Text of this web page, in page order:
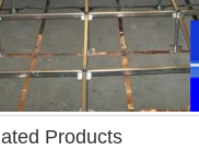
Products